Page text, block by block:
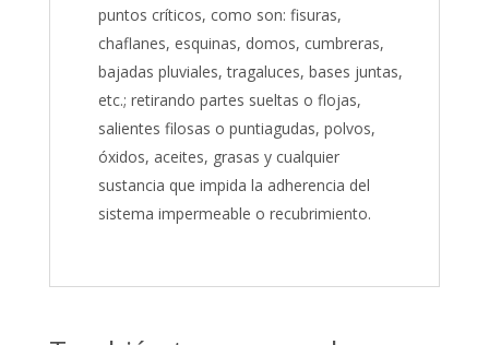
puntos críticos, como son: fisuras,
chaflanes, esquinas, domos, cumbreras,
bajadas pluviales, tragaluces, bases juntas,
etc.; retirando partes sueltas o flojas,
salientes filosas o puntiagudas, polvos,
óxidos, aceites, grasas y cualquier
sustancia que impida la adherencia del
sistema impermeable o recubrimiento.